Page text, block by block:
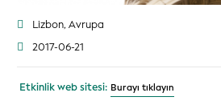
Lizbon, Avrupa
2017-06-21
Etkinlik web sitesi: Burayı tıklayın